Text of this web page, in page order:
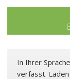
In Ihrer
verfasst.